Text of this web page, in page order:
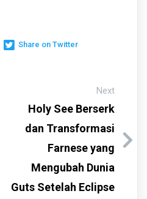
Share on Twitter
Next
Holy See Berserk
dan Transformasi
Farnese yang
Mengubah Dunia
Guts Setelah Eclipse